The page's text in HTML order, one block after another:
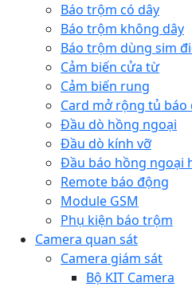
Báo trộm có dây
Báo trộm không dây
Báo trộm dùng sim
Cảm biến cửa từ
Cảm biến rung
Card mở rộng tủ báo
Đầu dò hồng ngoại
Đầu dò kính vỡ
Đầu báo hồng ngoại
Remote báo động
Module GSM
Phụ kiện báo trộm
Camera quan sát
Camera giám sát
Bộ KIT Camera